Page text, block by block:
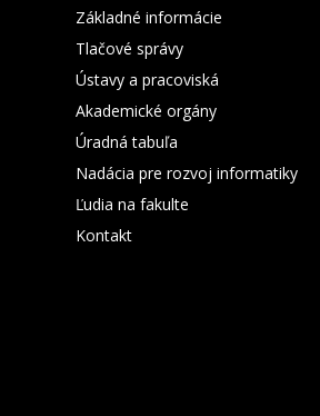
Základné informácie
Tlačové správy
Ústavy a pracoviská
Akademické orgány
Úradná tabuľa
Nadácia pre rozvoj informatiky
Ľudia na fakulte
Kontakt